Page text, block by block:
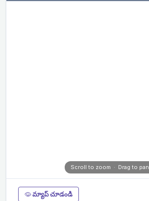
Scroll to zoom · Drag to pan
మ్యాప్ చూడండి